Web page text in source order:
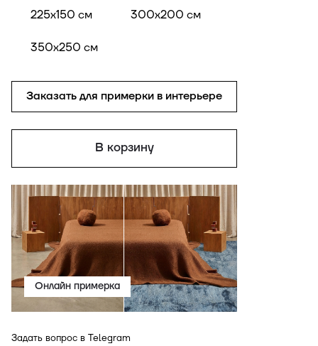
225x150 см 300x200 см
350x250 см
Заказать для примерки в интерьере
В корзину
Онлайн примерка
Задать вопрос в Telegram